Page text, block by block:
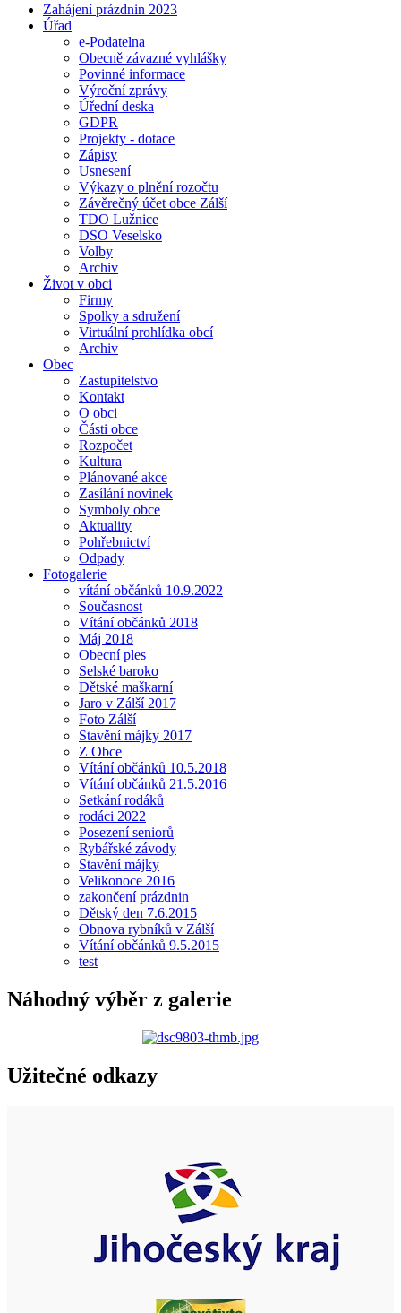
Zahájení prázdnin 2023
Úřad
e-Podatelna
Obecně závazné vyhlášky
Povinné informace
Výroční zprávy
Úřední deska
GDPR
Projekty - dotace
Zápisy
Usnesení
Výkazy o plnění rozočtu
Závěrečný účet obce Zálší
TDO Lužnice
DSO Veselsko
Volby
Archiv
Život v obci
Firmy
Spolky a sdružení
Virtuální prohlídka obcí
Archiv
Obec
Zastupitelstvo
Kontakt
O obci
Části obce
Rozpočet
Kultura
Plánované akce
Zasílání novinek
Symboly obce
Aktuality
Pohřebnictví
Odpady
Fotogalerie
vítání občánků 10.9.2022
Současnost
Vítání občánků 2018
Máj 2018
Obecní ples
Selské baroko
Dětské maškarní
Jaro v Zálší 2017
Foto Zálší
Stavění májky 2017
Z Obce
Vítání občánků 10.5.2018
Vítání občánků 21.5.2016
Setkání rodáků
rodáci 2022
Posezení seniorů
Rybářské závody
Stavění májky
Velikonoce 2016
zakončení prázdnin
Dětský den 7.6.2015
Obnova rybníků v Zálší
Vítání občánků 9.5.2015
test
Náhodný výběr z galerie
Užitečné odkazy